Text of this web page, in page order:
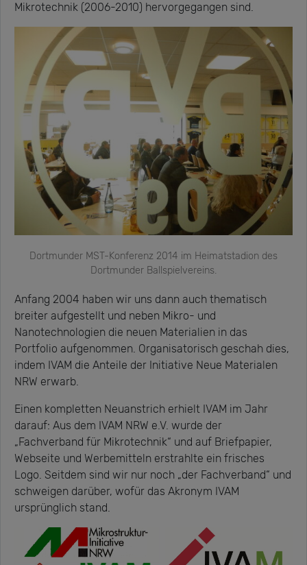
Mikrotechnik (2006-2010) hervorgegangen sind.
Dortmunder MST-Konferenz 2014 im Heimatstadion des
Dortmunder Ballspielvereins.
Anfang 2004 haben wir uns dann auch thematisch
breiter aufgestellt und neben Mikro- und
Nanotechnologien die neuen Materialien in das
Portfolio aufgenommen. Organisatorisch geschah dies,
indem IVAM die Anteile der Initiative Neue Materialen
NRW erwarb.
Einen kompletten Neuanstrich erhielt IVAM im Jahr
darauf: Aus dem IVAM NRW e.V. wurde der
„Fachverband für Mikrotechnik“ und auf Briefpapier,
Webseite und Werbemitteln erstrahlte ein frisches
Logo. Seitdem sind wir nur noch „der Fachverband“ und
schweigen darüber, wofür das Akronym IVAM
ursprünglich stand.